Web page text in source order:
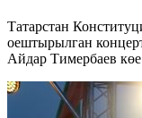
Татарстан
оештырылган
Айдар Тимербаев